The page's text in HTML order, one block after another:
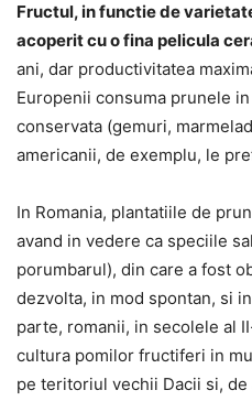
Fructul, in functie de
acoperit cu o fina pelicula
ani, dar productivitatea
Europenii consuma prunele
conservata (gemuri,
americanii, de exemplu, le
In Romania, plantatiile de
avand in vedere ca speciile
porumbarul), din care a fost
dezvolta, in mod spontan, si
parte, romanii, in secolele al
cultura pomilor fructiferi in
pe teritoriul vechii Dacii si,